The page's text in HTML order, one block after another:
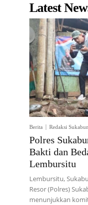
Latest
Berita Redaksi
Polres
Bakti dan
Lembursitu
Lembursitu,
Resor (Polres)
menunjukkan